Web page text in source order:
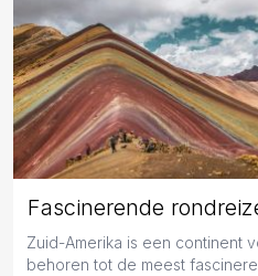
Fascinerende
Zuid-Amerika is een continent
behoren tot de meest